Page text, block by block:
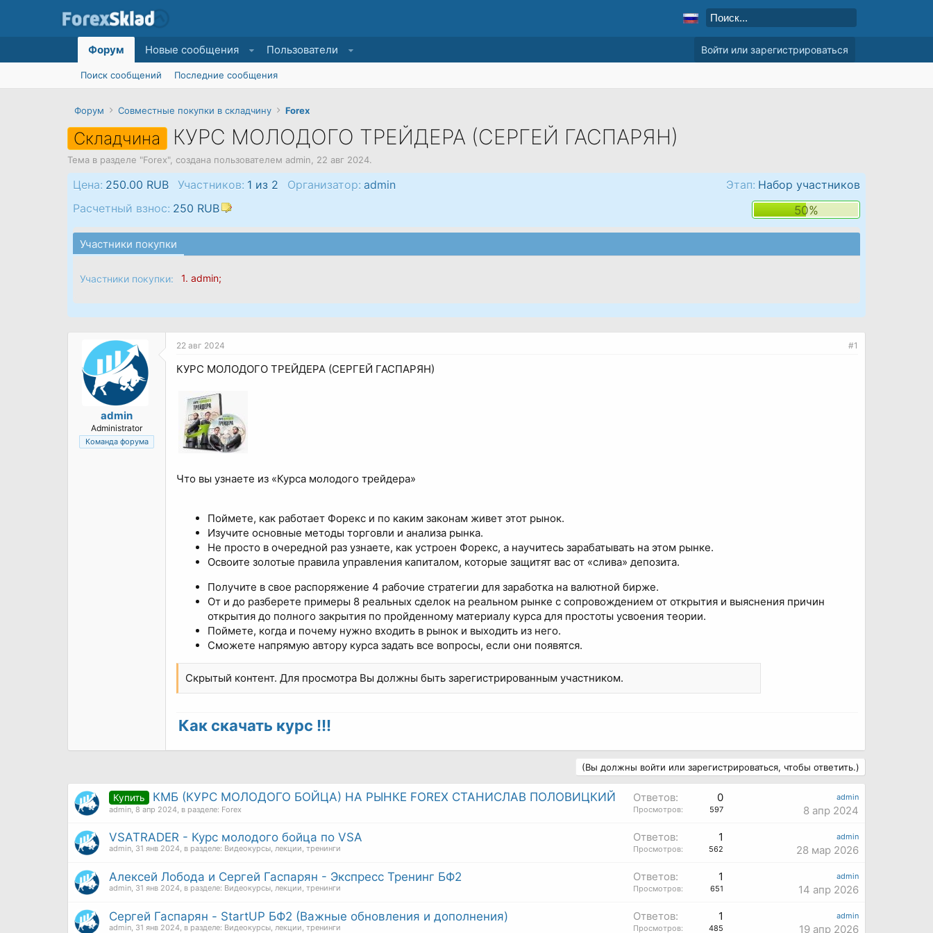
Форум Совместные покупки в складчину Forex
Складчина КУРС МОЛОДОГО ТРЕЙДЕРА (СЕРГЕЙ ГАСПАРЯН)
Тема в разделе "Forex", создана пользователем admin 22 авг 2024.
Этап: Набор участников
Цена: 250.00 RUB Участников: 1 из 2 Организатор: admin
50%
Расчетный взнос: 250 RUB
Участники покупки
Участники покупки: 1. admin;
admin
Administrator
Команда форума
22 авг 2024 #1
КУРС МОЛОДОГО ТРЕЙДЕРА (СЕРГЕЙ ГАСПАРЯН)
Что вы узнаете из «Курса молодого трейдера»
Поймете, как работает Форекс и по каким законам живет этот рынок.
Изучите основные методы торговли и анализа рынка.
Не просто в очередной раз узнаете, как устроен Форекс, а научитесь зарабатывать на этом рынке.
Освоите золотые правила управления капиталом, которые защитят вас от «слива» депозита.
Получите в свое распоряжение 4 рабочие стратегии для заработка на валютной бирже.
От и до разберете примеры 8 реальных сделок на реальном рынке с сопровождением от открытия и выяснения причин
открытия до полного закрытия по пройденному материалу курса для простоты усвоения теории.
Поймете, когда и почему нужно входить в рынок и выходить из него.
Сможете напрямую автору курса задать все вопросы, если они появятся.
Скрытый контент. Для просмотра Вы должны быть зарегистрированным участником.
Как скачать курс !!!
(Вы должны войти или зарегистрироваться, чтобы ответить.)
Купить КМБ (КУРС МОЛОДОГО БОЙЦА) НА РЫНКЕ FOREX СТАНИСЛАВ ПОЛОВИЦКИЙ
admin 8 апр 2024 , в разделе: Forex
Ответов: 0
Просмотров: 597
admin
8 апр 2024
VSATRADER - Курс молодого бойца по VSA
admin 31 янв 2024 , в разделе: Видеокурсы, лекции, тренинги
Ответов: 1
Просмотров: 562
admin
28 мар 2026
Алексей Лобода и Сергей Гаспарян - Экспресс Тренинг БФ2
admin 31 янв 2024 , в разделе: Видеокурсы, лекции, тренинги
Ответов: 1
Просмотров: 651
admin
14 апр 2026
Сергей Гаспарян - StartUP БФ2 (Важные обновления и дополнения)
admin 31 янв 2024 , в разделе: Видеокурсы, лекции, тренинги
Ответов: 1
Просмотров: 485
admin
19 апр 2026
Форум
Поиск сообщений Последние сообщения
Новые сообщения Пользователи Войти или зарегистрироваться